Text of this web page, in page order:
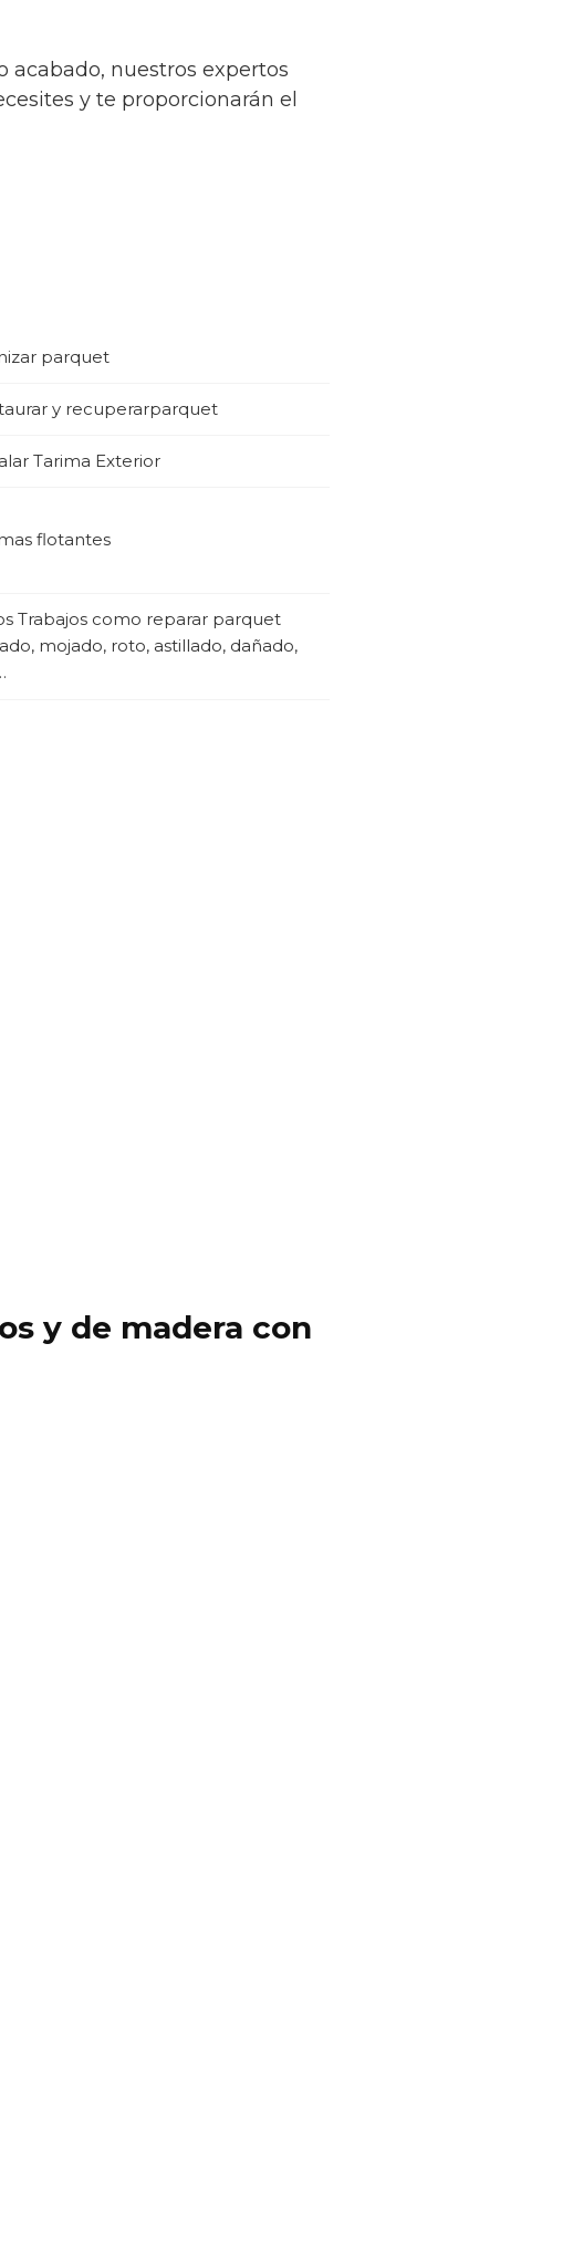
acabado, nuestros expertos
y te proporcionarán el
parquet
y recuperarparquet
Tarima Exterior
flotantes
Trabajos como reparar parquet
mojado, roto, astillado, dañado,
y de madera con